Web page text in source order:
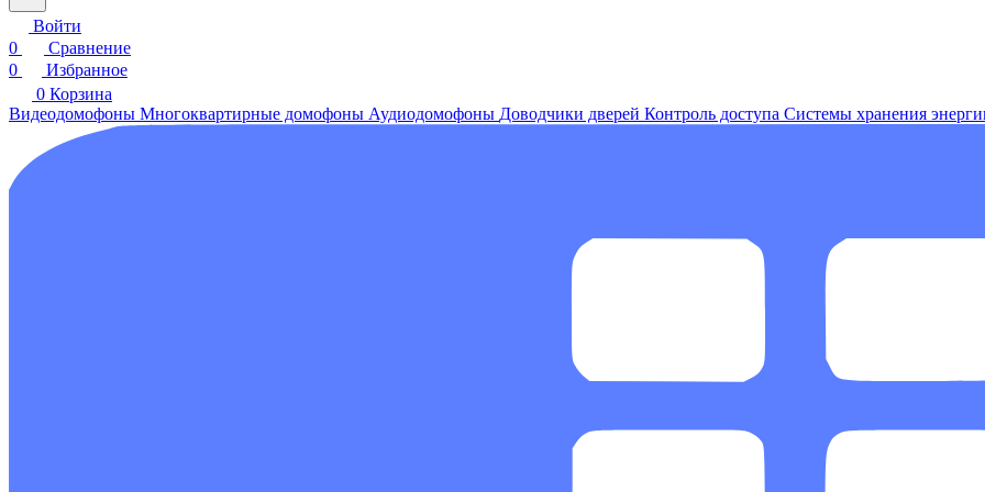
Войти
0
Сравнение
0
Избранное
0 Корзина
Видеодомофоны Многоквартирные домофоны Аудиодомофоны Доводчики дверей Контроль доступа Системы хранения